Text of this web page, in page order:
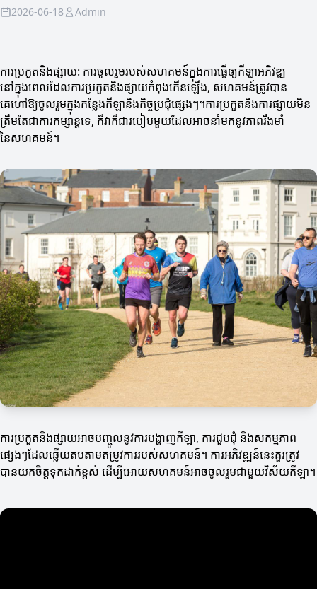
2026-06-18 Admin
ការប្រកួតនិងផ្សាយ: ការចូលរួមរបស់សហគមន៍ក្នុងការធ្វើឲ្យកីឡាអភិវឌ្ឍ
នៅក្នុងពេលដែលការប្រកួតនិងផ្សាយកំពុងកើនឡើង, សហគមន៍ត្រូវបាន
គេហៅឱ្យចូលរួមក្នុងកន្លែងកីឡានិងកិច្ចប្រជុំផ្សេងៗ។ការប្រកួតនិងការផ្សាយមិន
ត្រឹមតែជាការកម្សាន្តទេ, ក៏វា​ក៏ជារបៀបមួយដែលអាចនាំមកនូវភាពរឹងមាំ
នៃសហគមន៍។
ការប្រកួតនិងផ្សាយអាចបញ្ចូលនូវការបង្ហាញកីឡា, ការ​ជួបជុំ និងសកម្មភាព
ផ្សេងៗដែលឆ្លើយតបតាមតម្រូវការរបស់សហគមន៍។ ការអភិវឌ្ឍន៍នេះគួរត្រូវ
បានយកចិត្តទុកដាក់ខ្ពស់ ដើម្បីអោយសហគមន៍អាចចូលរួមជាមួយវិស័យកីឡា។